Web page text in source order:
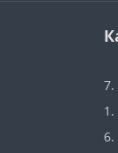
7.
1.
6.